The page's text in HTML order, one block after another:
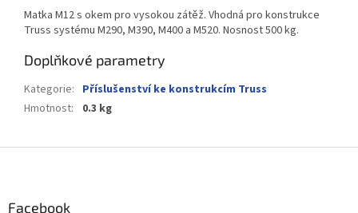
Matka M12 s okem pro vysokou zátěž. Vhodná pro konstrukce
Truss systému M290, M390, M400 a M520. Nosnost 500 kg.
Doplňkové parametry
Kategorie: Příslušenství ke konstrukcím Truss
Hmotnost: 0.3 kg
Facebook